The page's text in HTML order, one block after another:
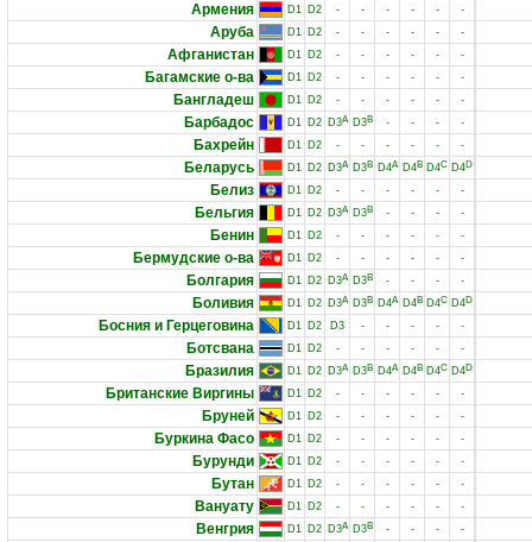
Армения D1 D2 - - - - - -
Аруба D1 D2 - - - - - -
Афганистан D1 D2 - - - - - -
Багамские о-ва D1 D2 - - - - - -
Бангладеш D1 D2 - - - - - -
Барбадос D1 D2 D3A D3B - - - -
Бахрейн D1 D2 - - - - - -
Беларусь D1 D2 D3A D3B D4A D4B D4C D4D
Белиз D1 D2 - - - - - -
Бельгия D1 D2 D3A D3B - - - -
Бенин D1 D2 - - - - - -
Бермудские о-ва D1 D2 - - - - - -
Болгария D1 D2 D3A D3B - - - -
Боливия D1 D2 D3A D3B D4A D4B D4C D4D
Босния и Герцеговина D1 D2 D3 - - - - -
Ботсвана D1 D2 - - - - - -
Бразилия D1 D2 D3A D3B D4A D4B D4C D4D
Британские Виргины D1 D2 - - - - - -
Бруней D1 D2 - - - - - -
Буркина Фасо D1 D2 - - - - - -
Бурунди D1 D2 - - - - - -
Бутан D1 D2 - - - - - -
Вануату D1 D2 - - - - - -
Венгрия D1 D2 D3A D3B - - - -